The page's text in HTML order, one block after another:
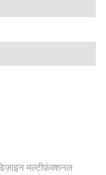
मल्टीफ़ंक्शनल